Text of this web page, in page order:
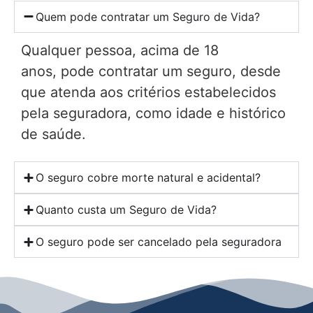
Quem pode contratar um Seguro de Vida?
Qualquer pessoa, acima de 18
anos, pode contratar um seguro, desde
que atenda aos critérios estabelecidos
pela seguradora, como idade e histórico
de saúde.
O seguro cobre morte natural e acidental?
Quanto custa um Seguro de Vida?
O seguro pode ser cancelado pela seguradora